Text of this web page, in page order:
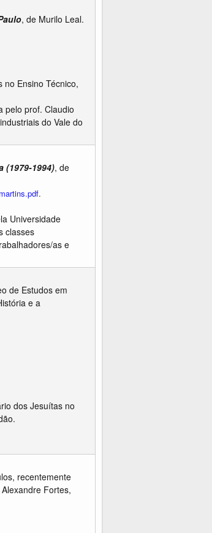
, de Murilo Leal.
no Ensino Técnico,
pelo prof. Claudio
do Vale do
(1979-1994), de
.
Universidade
classes
as e
de Estudos em
e a
dos Jesuítas no
recentemente
Fortes,